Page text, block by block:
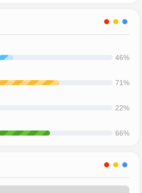
46%
71%
22%
66%